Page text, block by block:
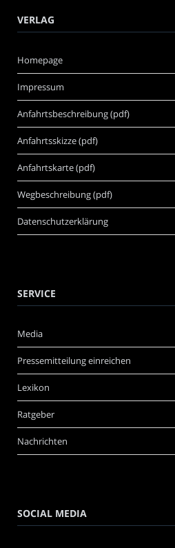
VERLAG
Homepage
Impressum
Anfahrtsbeschreibung (pdf)
Anfahrtsskizze (pdf)
Anfahrtskarte (pdf)
Wegbeschreibung (pdf)
Datenschutzerklärung
SERVICE
Media
Pressemitteilung einreichen
Lexikon
Ratgeber
Nachrichten
SOCIAL MEDIA